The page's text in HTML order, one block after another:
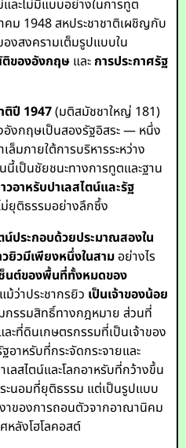
ละไม่มีแบบอย่างในการทูต
คม 1948 สหประชาชาติเผชิญกับ
งสงครามเต็มรูปแบบใน
ของอังกฤษ และ การประกาศรัฐ
ติปี 1947(มติสมัชชาใหญ่ 181)
งกฤษเป็นสองรัฐอิสระ — หนึ่ง
มภายใต้การบริหารระหว่าง
เป็นชัยชนะทางการทูตและฐาน
วอาหรับปาเลสไตน์และรัฐ
ม่ยุติธรรมอย่างลึกซึ้ง
น์ประกอบด้วยประมาณสองใน
ยิวมีเพียงหนึ่งในสาม อย่างไร
ซ็นต์ของพื้นที่ทั้งหมดของ
ว่าประชากรยิว เป็นเจ้าของน้อย
กรรมสิทธิ์ทางกฎหมาย ส่วนที่
ที่ดินเกษตรกรรมที่เป็นเจ้าของ
าหรับที่กระจัดกระจายและ
ลสไตน์และโลกอาหรับที่กว้างขึ้น
ะนอมที่ยุติธรรม แต่เป็นรูปแบบ
าของการถอนตัวจากอาณานิคม
หลังโฮโลคอสต์